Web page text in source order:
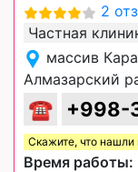
2
Частная
массив
Алмазарский
☎ +998-
Скажите, что нашли
Время работы: